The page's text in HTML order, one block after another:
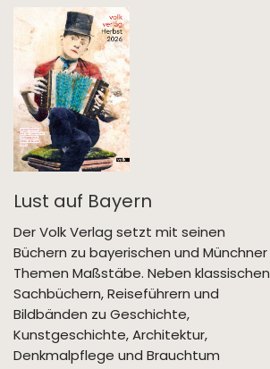
Lust auf Bayern
Der Volk Verlag setzt mit seinen
Büchern zu bayerischen und Münchner
Themen Maßstäbe. Neben klassischen
Sachbüchern, Reiseführern und
Bildbänden zu Geschichte,
Kunstgeschichte, Architektur,
Denkmalpflege und Brauchtum